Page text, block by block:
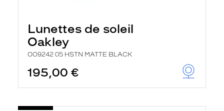
Lunettes de soleil
Oakley
OO9242 05 HSTN MATTE BLACK
195,00 €